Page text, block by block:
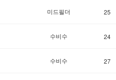
미드필더 25
수비수 24
수비수 27